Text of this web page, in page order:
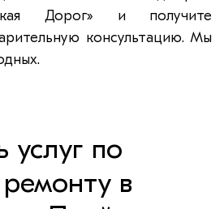
Дорог» и получите
консультацию. Мы
услуг по
в